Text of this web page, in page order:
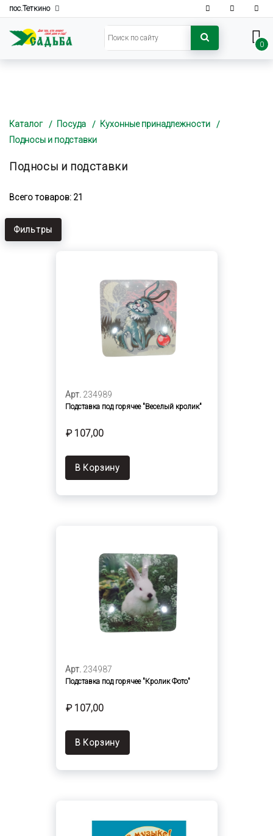
пос.Теткино
0
Каталог Посуда
Кухонные принадлежности
Подносы и подставки
Подносы и подставки
Всего товаров: 21
Фильтры
Арт. 234989
Подставка под горячее "Веселый кролик"
₽ 107,00
В Корзину
Арт. 234987
Подставка под горячее "Кролик Фото"
₽ 107,00
В Корзину